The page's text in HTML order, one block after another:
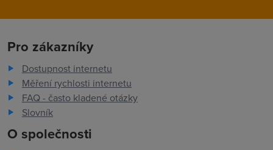
Pro zákazníky
Dostupnost internetu
Měření rychlosti internetu
FAQ - často kladené otázky
Slovník
O společnosti